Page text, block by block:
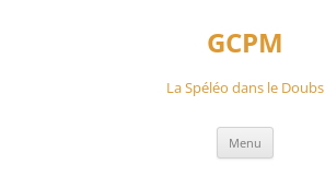
GCPM
La Spéléo dans le Doubs
Menu